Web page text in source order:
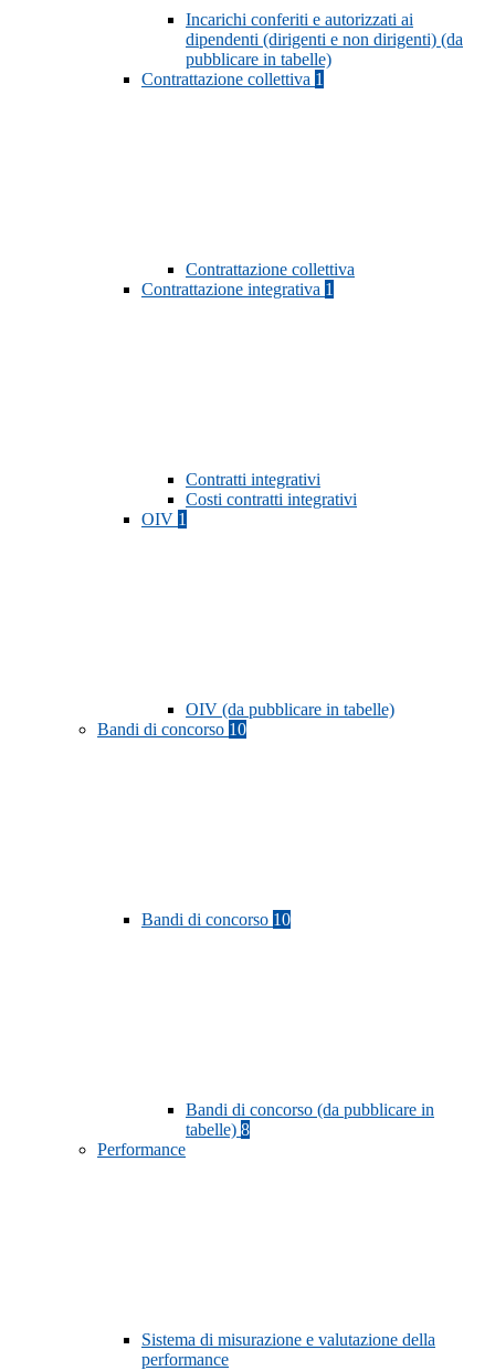
Incarichi conferiti e autorizzati ai
dipendenti (dirigenti e non dirigenti) (da
pubblicare in tabelle)
Contrattazione collettiva 1
Contrattazione collettiva
Contrattazione integrativa 1
Contratti integrativi
Costi contratti integrativi
OIV 1
OIV (da pubblicare in tabelle)
Bandi di concorso 10
Bandi di concorso 10
Bandi di concorso (da pubblicare in
tabelle) 8
Performance
Sistema di misurazione e valutazione della
performance